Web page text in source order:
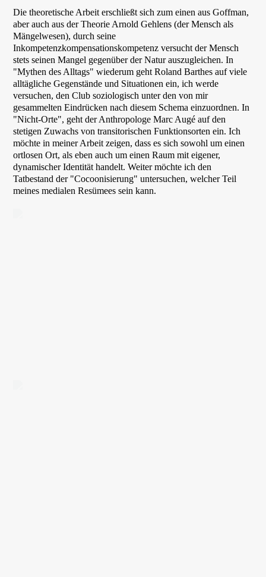
Die theoretische Arbeit erschließt sich zum einen aus Goffman,
aber auch aus der Theorie Arnold Gehlens (der Mensch als
Mängelwesen), durch seine
Inkompetenzkompensationskompetenz versucht der Mensch
stets seinen Mangel gegenüber der Natur auszugleichen. In
"Mythen des Alltags" wiederum geht Roland Barthes auf viele
alltägliche Gegenstände und Situationen ein, ich werde
versuchen, den Club soziologisch unter den von mir
gesammelten Eindrücken nach diesem Schema einzuordnen. In
"Nicht-Orte", geht der Anthropologe Marc Augé auf den
stetigen Zuwachs von transitorischen Funktionsorten ein. Ich
möchte in meiner Arbeit zeigen, dass es sich sowohl um einen
ortlosen Ort, als eben auch um einen Raum mit eigener,
dynamischer Identität handelt. Weiter möchte ich den
Tatbestand der "Cocoonisierung" untersuchen, welcher Teil
meines medialen Resümees sein kann.